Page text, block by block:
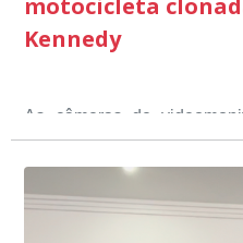
Kennedy
As câmeras de
Presidente Kennedy
01 de junho, uma
adulteração,
videomonitoramento
Durante a abordagem a
através da conferência